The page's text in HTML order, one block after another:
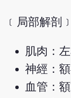
﹝局部解剖﹞
肌肉：
神經：
血管：